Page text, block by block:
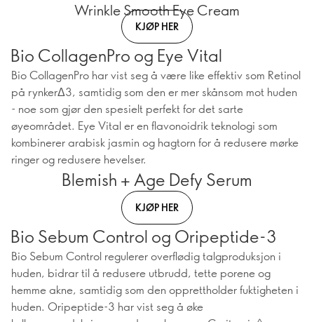
Wrinkle Smooth Eye Cream
KJØP HER
Bio CollagenPro og Eye Vital
Bio CollagenPro har vist seg å være like effektiv som Retinol
på rynkerΔ3, samtidig som den er mer skånsom mot huden
- noe som gjør den spesielt perfekt for det sarte
øyeområdet. Eye Vital er en flavonoidrik teknologi som
kombinerer arabisk jasmin og hagtorn for å redusere mørke
ringer og redusere hevelser.
Blemish + Age Defy Serum
KJØP HER
Bio Sebum Control og Oripeptide-3
Bio Sebum Control regulerer overflødig talgproduksjon i
huden, bidrar til å redusere utbrudd, tette porene og
hemme akne, samtidig som den opprettholder fuktigheten i
huden. Oripeptide-3 har vist seg å øke